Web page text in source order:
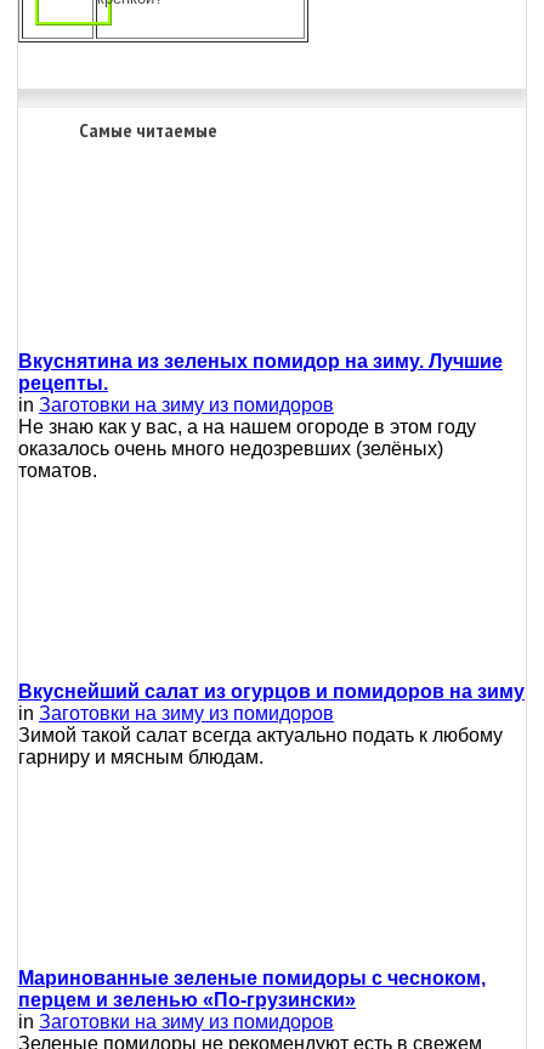
Самые читаемые
Вкуснятина из зеленых помидор на зиму. Лучшие
рецепты.
in Заготовки на зиму из помидоров
Не знаю как у вас, а на нашем огороде в этом году
оказалось очень много недозревших (зелёных)
томатов.
Вкуснейший салат из огурцов и помидоров на зиму
in Заготовки на зиму из помидоров
Зимой такой салат всегда актуально подать к любому
гарниру и мясным блюдам.
Маринованные зеленые помидоры с чесноком,
перцем и зеленью «По-грузински»
in Заготовки на зиму из помидоров
Зеленые помидоры не рекомендуют есть в свежем